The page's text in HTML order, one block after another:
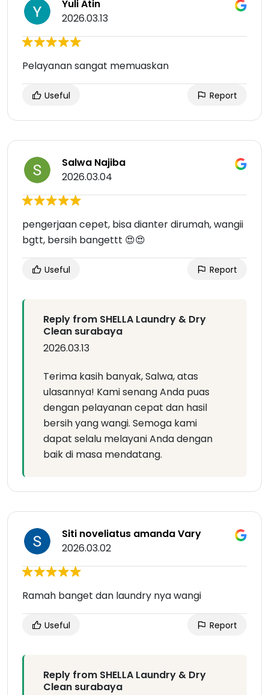
Yuli Atin
2026.03.13
Pelayanan sangat memuaskan
Useful Report
Salwa Najiba
2026.03.04
pengerjaan cepet, bisa dianter dirumah, wangii
bgtt, bersih bangettt 😍😍
Useful Report
Reply from SHELLA Laundry & Dry
Clean surabaya
2026.03.13
Terima kasih banyak, Salwa, atas
ulasannya! Kami senang Anda puas
dengan pelayanan cepat dan hasil
bersih yang wangi. Semoga kami
dapat selalu melayani Anda dengan
baik di masa mendatang.
Siti noveliatus amanda Vary
2026.03.02
Ramah banget dan laundry nya wangi
Useful Report
Reply from SHELLA Laundry & Dry
Clean surabaya